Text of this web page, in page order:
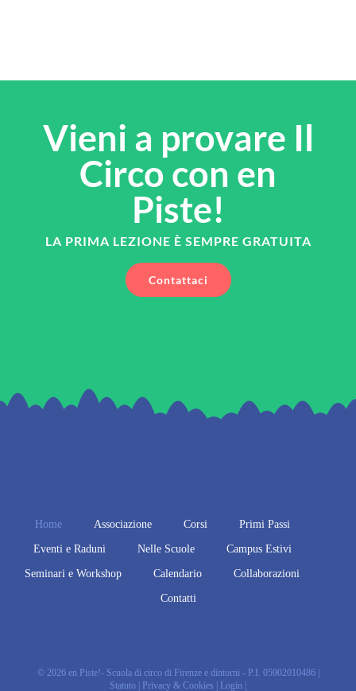
Vieni a provare Il
Circo con en
Piste!
LA PRIMA LEZIONE È SEMPRE GRATUITA
Contattaci
Home Associazione Corsi Primi Passi
Eventi e Raduni Nelle Scuole Campus Estivi
Seminari e Workshop Calendario Collaborazioni
Contatti
© 2026 en Piste!- Scuola di circo di Firenze e dintorni - P.I. 05902010486 |
Statuto
Privacy & Cookies Login